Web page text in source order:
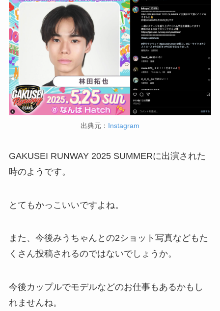
出典元： Instagram
GAKUSEI RUNWAY 2025 SUMMERに出演された
時のようです。
とてもかっこいいですよね。
また、今後みうちゃんとの2ショット写真などもた
くさん投稿されるのではないでしょうか。
今後カップルでモデルなどのお仕事もあるかもし
れませんね。